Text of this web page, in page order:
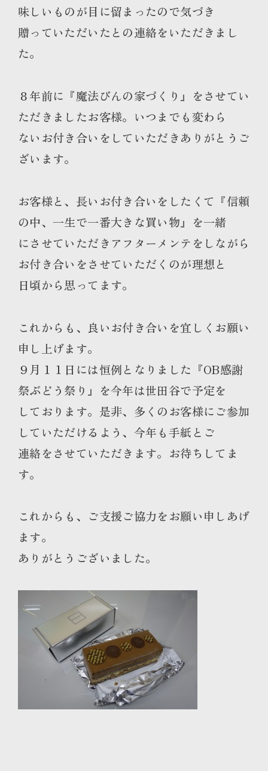
味しいものが目に留まったので気づき
贈っていただいたとの連絡をいただきまし
た。
８年前に『魔法びんの家づくり』をさせてい
ただきましたお客様。いつまでも変わら
ないお付き合いをしていただきありがとうご
ざいます。
お客様と、長いお付き合いをしたくて『信頼
の中、一生で一番大きな買い物』を一緒
にさせていただきアフターメンテをしながら
お付き合いをさせていただくのが理想と
日頃から思ってます。
これからも、良いお付き合いを宜しくお願い
申し上げます。
９月１１日には恒例となりました『OB感謝
祭ぶどう祭り』を今年は世田谷で予定を
しております。是非、多くのお客様にご参加
していただけるよう、今年も手紙とご
連絡をさせていただきます。お待ちしてま
す。
これからも、ご支援ご協力をお願い申しあげ
ます。
ありがとうございました。